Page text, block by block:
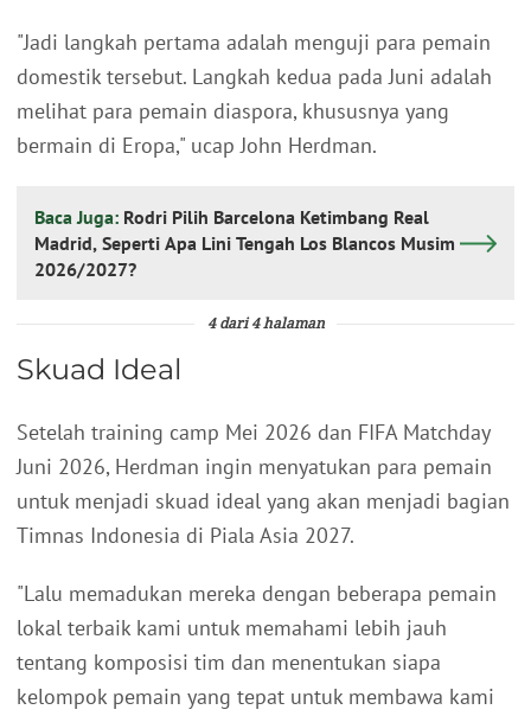
"Jadi langkah pertama adalah menguji para pemain
domestik tersebut. Langkah kedua pada Juni adalah
melihat para pemain diaspora, khususnya yang
bermain di Eropa," ucap John Herdman.
Baca Juga: Rodri Pilih Barcelona Ketimbang Real
Madrid, Seperti Apa Lini Tengah Los Blancos Musim
2026/2027?
4 dari 4 halaman
Skuad Ideal
Setelah training camp Mei 2026 dan FIFA Matchday
Juni 2026, Herdman ingin menyatukan para pemain
untuk menjadi skuad ideal yang akan menjadi bagian
Timnas Indonesia di Piala Asia 2027.
"Lalu memadukan mereka dengan beberapa pemain
lokal terbaik kami untuk memahami lebih jauh
tentang komposisi tim dan menentukan siapa
kelompok pemain yang tepat untuk membawa kami